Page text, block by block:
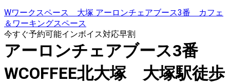
Wワークスペース 大塚 アーロンチェアブース3番 カフェ
＆ワーキングスペース
今すぐ予約可能インボイス対応早割
アーロンチェアブース3番
WCOFFEE北大塚 大塚駅徒歩